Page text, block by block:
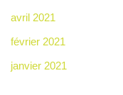
avril 2021
février 2021
janvier 2021